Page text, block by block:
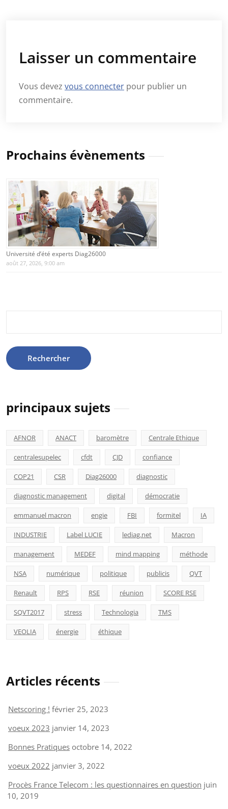
Laisser un commentaire
Vous devez vous connecter pour publier un
commentaire.
Prochains évènements
Université d’été experts Diag26000
août 27, 2026, 9:00 am
principaux sujets
AFNOR ANACT baromètre Centrale Ethique
centralesupelec cfdt CJD confiance
COP21 CSR Diag26000 diagnostic
diagnostic management digital démocratie
emmanuel macron engie FBI formitel IA
INDUSTRIE Label LUCIE lediag.net Macron
management MEDEF mind mapping méthode
NSA numérique politique publicis QVT
Renault RPS RSE réunion SCORE RSE
SQVT2017 stress Technologia TMS
VEOLIA énergie éthique
Articles récents
Netscoring ! février 25, 2023
voeux 2023 janvier 14, 2023
Bonnes Pratiques octobre 14, 2022
voeux 2022 janvier 3, 2022
Procès France Telecom : les questionnaires en question juin
10, 2019